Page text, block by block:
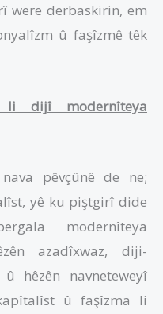
were derbaskirin, em
û faşîzmê têk
li dijî modernîteya
pêvçûnê de ne;
yê ku piştgirî dide
modernîteya
azadîxwaz, diji-
hêzên navneteweyî
û faşîzma li